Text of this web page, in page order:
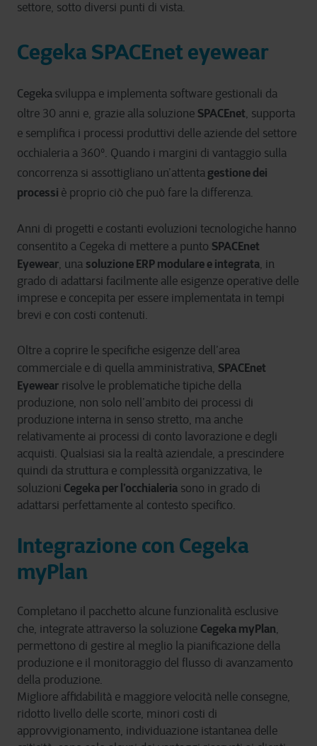
settore, sotto diversi punti di vista.
Cegeka SPACEnet eyewear
Cegeka sviluppa e implementa software gestionali da
oltre 30 anni e, grazie alla soluzione SPACEnet, supporta
e semplifica i processi produttivi delle aziende del settore
occhialeria a 360°. Quando i margini di vantaggio sulla
concorrenza si assottigliano un’attenta gestione dei
processi è proprio ciò che può fare la differenza.
Anni di progetti e costanti evoluzioni tecnologiche hanno
consentito a Cegeka di mettere a punto SPACEnet
Eyewear, una soluzione ERP modulare e integrata, in
grado di adattarsi facilmente alle esigenze operative delle
imprese e concepita per essere implementata in tempi
brevi e con costi contenuti.
Oltre a coprire le specifiche esigenze dell’area
commerciale e di quella amministrativa, SPACEnet
Eyewear risolve le problematiche tipiche della
produzione, non solo nell’ambito dei processi di
produzione interna in senso stretto, ma anche
relativamente ai processi di conto lavorazione e degli
acquisti. Qualsiasi sia la realtà aziendale, a prescindere
quindi da struttura e complessità organizzativa, le
soluzioni Cegeka per l’occhialeria sono in grado di
adattarsi perfettamente al contesto specifico.
Integrazione con Cegeka
myPlan
Completano il pacchetto alcune funzionalità esclusive
che, integrate attraverso la soluzione Cegeka myPlan,
permettono di gestire al meglio la pianificazione della
produzione e il monitoraggio del flusso di avanzamento
della produzione.
Migliore affidabilità e maggiore velocità nelle consegne,
ridotto livello delle scorte, minori costi di
approvvigionamento, individuazione istantanea delle